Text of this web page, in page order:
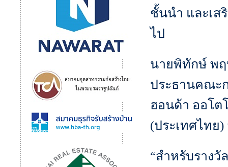
ชั้นนำ และเส
ไป
นายพิทักษ์ พฤ
ประธานคณะ
ฮอนด้า ออโต
(ประเทศไทย
“สำหรับรางวั